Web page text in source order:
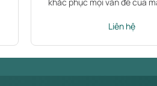
Liên hệ